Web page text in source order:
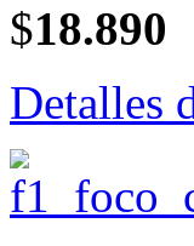
$18.890
Detalles